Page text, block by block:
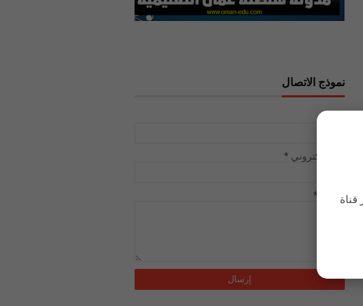
قناة
نموذج الاتصال
بريد إلكتروني *
رسالة *